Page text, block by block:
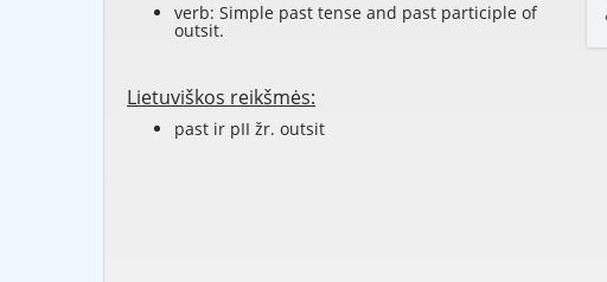
verb: Simple past tense and past participle of
outsit.
Lietuviškos reikšmės:
past ir pII žr. outsit